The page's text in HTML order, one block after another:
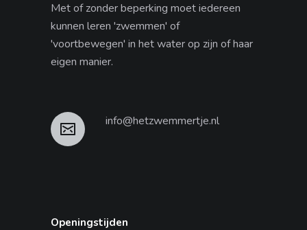
Met of zonder beperking moet iedereen
kunnen leren 'zwemmen' of
'voortbewegen' in het water op zijn of haar
eigen manier.
info@hetzwemmertje.nl
Openingstijden